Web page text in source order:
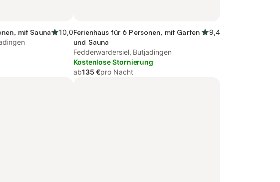
mit Sauna
10,0Ferienhaus für 6 Personen, mit Garten
und Sauna
9,4
Fedderwardersiel, Butjadingen
Kostenlose Stornierung
ab135 €pro Nacht